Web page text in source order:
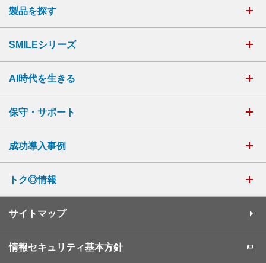
製品を探す
SMILEシリーズ
AI時代を生きる
保守・サポート
成功導入事例
トク◎情報
サイトマップ
情報セキュリティ基本方針